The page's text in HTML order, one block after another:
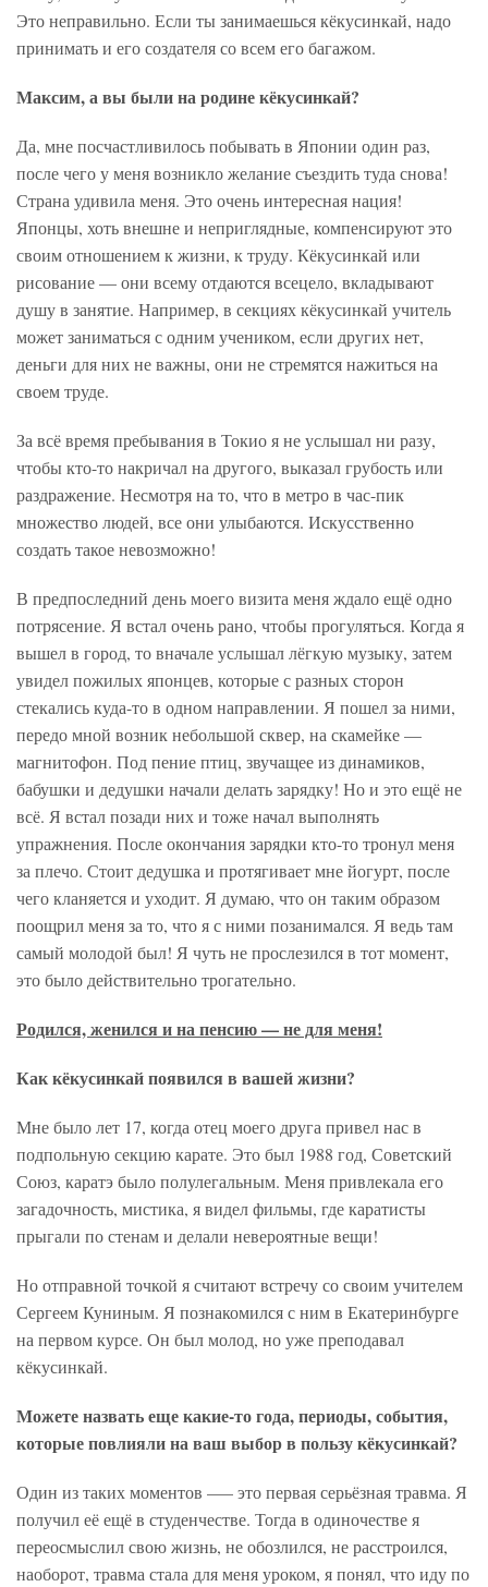
Это неправильно. Если ты занимаешься кёкусинкай, надо
принимать и его создателя со всем его багажом.
Максим, а вы были на родине кёкусинкай?
Да, мне посчастливилось побывать в Японии один раз,
после чего у меня возникло желание съездить туда снова!
Страна удивила меня. Это очень интересная нация!
Японцы, хоть внешне и неприглядные, компенсируют это
своим отношением к жизни, к труду. Кёкусинкай или
рисование — они всему отдаются всецело, вкладывают
душу в занятие. Например, в секциях кёкусинкай учитель
может заниматься с одним учеником, если других нет,
деньги для них не важны, они не стремятся нажиться на
своем труде.
За всё время пребывания в Токио я не услышал ни разу,
чтобы кто-то накричал на другого, выказал грубость или
раздражение. Несмотря на то, что в метро в час-пик
множество людей, все они улыбаются. Искусственно
создать такое невозможно!
В предпоследний день моего визита меня ждало ещё одно
потрясение. Я встал очень рано, чтобы прогуляться. Когда я
вышел в город, то вначале услышал лёгкую музыку, затем
увидел пожилых японцев, которые с разных сторон
стекались куда-то в одном направлении. Я пошел за ними,
передо мной возник небольшой сквер, на скамейке —
магнитофон. Под пение птиц, звучащее из динамиков,
бабушки и дедушки начали делать зарядку! Но и это ещё не
всё. Я встал позади них и тоже начал выполнять
упражнения. После окончания зарядки кто-то тронул меня
за плечо. Стоит дедушка и протягивает мне йогурт, после
чего кланяется и уходит. Я думаю, что он таким образом
поощрил меня за то, что я с ними позанимался. Я ведь там
самый молодой был! Я чуть не прослезился в тот момент,
это было действительно трогательно.
Родился, женился и на пенсию — не для меня!
Как кёкусинкай появился в вашей жизни?
Мне было лет 17, когда отец моего друга привел нас в
подпольную секцию карате. Это был 1988 год, Советский
Союз, каратэ было полулегальным. Меня привлекала его
загадочность, мистика, я видел фильмы, где каратисты
прыгали по стенам и делали невероятные вещи!
Но отправной точкой я считают встречу со своим учителем
Сергеем Куниным. Я познакомился с ним в Екатеринбурге
на первом курсе. Он был молод, но уже преподавал
кёкусинкай.
Можете назвать еще какие-то года, периоды, события,
которые повлияли на ваш выбор в пользу кёкусинкай?
Один из таких моментов –— это первая серьёзная травма. Я
получил её ещё в студенчестве. Тогда в одиночестве я
переосмыслил свою жизнь, не обозлился, не расстроился,
наоборот, травма стала для меня уроком, я понял, что иду по